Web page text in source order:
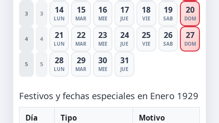
3 3 14
LUN
15
MAR
16
MIE
17
JUE
18
VIE
19
SAB
20
DOM
4 4 21
LUN
22
MAR
23
MIE
24
JUE
25
VIE
26
SAB
27
DOM
5 5 28
LUN
29
MAR
30
MIE
31
JUE
Festivos y fechas especiales en Enero 1929
Día Tipo Motivo